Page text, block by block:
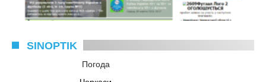
SINOPTIK
Погода